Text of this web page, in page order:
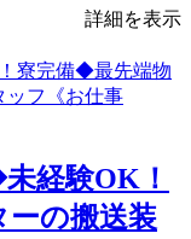
詳細を表示
経験OK！
の搬送装